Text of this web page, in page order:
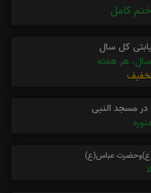
کامل
کل سال
هر هفته
در مسجد النبی
عباس(ع)